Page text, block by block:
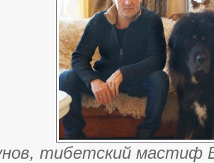
тибетский мастиф